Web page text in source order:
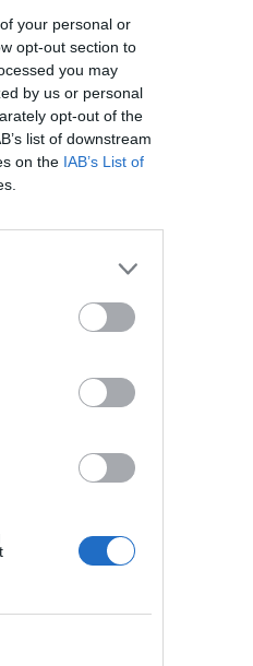
your personal or
opt-out section to
you may
by us or personal
opt-out of the
list of downstream
on the IAB’s List of